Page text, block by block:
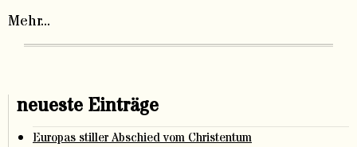
Mehr...
neueste Einträge
Europas stiller Abschied vom Christentum